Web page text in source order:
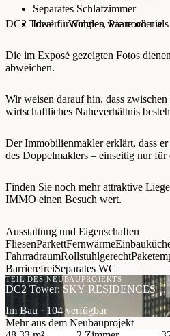
Separates Schlafzimmer
Ideal für Singles, Paare oder
DC2 Tower – Wohnen wie noch nie
Die im Exposé gezeigten Fotos
abweichen.
Wir weisen darauf hin, dass
wirtschaftliches Naheverhältnis
Der Immobilienmakler erklärt, dass
des Doppelmaklers – einseitig nur für
Finden Sie noch mehr attraktive
IMMO einen Besuch wert.
Ausstattung und Eigenschaften
FliesenParkettFernwärme
FahrradraumRollstuhlgerecht
BarrierefreiSeparates WC
TEIL DES NEUBAUPROJEKTS
DC2 Tower: SKY RESIDENCES
Im Bau · 104 verfügbar
Mehr aus dem Neubauprojekt